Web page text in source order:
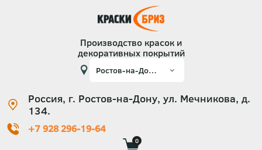
Производство красок и
декоративных покрытий
Россия, г. Ростов-на-Дону, ул. Мечникова, д.
134.
+7 928 296-19-64
0